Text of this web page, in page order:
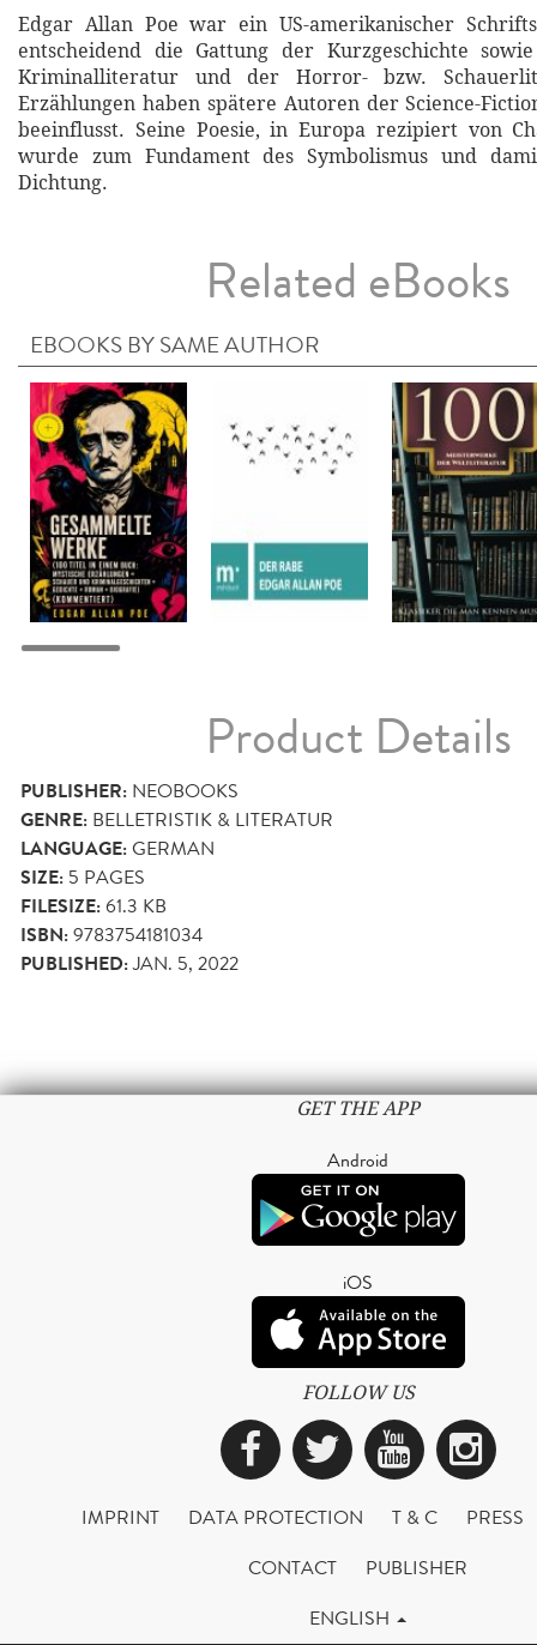
Edgar Allan Poe war ein US-amerikanischer
entscheidend die Gattung der Kurzgeschichte
Kriminalliteratur und der Horror- bzw.
Erzählungen haben spätere Autoren der Science-
beeinflusst. Seine Poesie, in Europa rezipiert von
wurde zum Fundament des Symbolismus und
Dichtung.
Related eBooks
EBOOKS BY SAME AUTHOR
Product Details
PUBLISHER: NEOBOOKS
GENRE: BELLETRISTIK & LITERATUR
LANGUAGE:GERMAN
SIZE: 5 PAGES
FILESIZE:61.3 KB
ISBN:9783754181034
PUBLISHED:JAN. 5, 2022
GET THE APP
Android
iOS
FOLLOW US
Facebook
Twitter
IMPRINT DATA PROTECTION T & C
PRESS
CONTACT
PUBLISHER
ENGLISH